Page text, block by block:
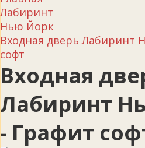
Лабиринт
Нью Йорк
Входная дверь Лабиринт
софт
Входная
Лабиринт
- Графит